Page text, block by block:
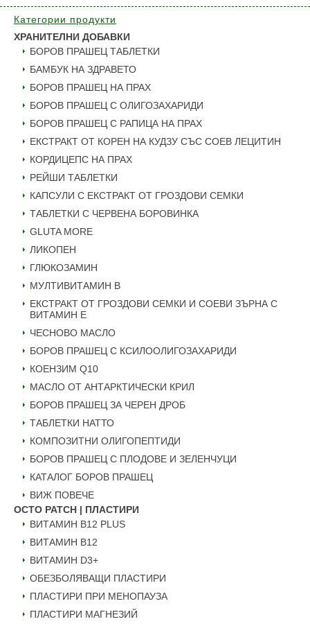
Категории продукти
ХРАНИТЕЛНИ ДОБАВКИ
БОРОВ ПРАШЕЦ ТАБЛЕТКИ
БАМБУК НА ЗДРАВЕТО
БОРОВ ПРАШЕЦ НА ПРАХ
БОРОВ ПРАШЕЦ С ОЛИГОЗАХАРИДИ
БОРОВ ПРАШЕЦ С РАПИЦА НА ПРАХ
ЕКСТРАКТ ОТ КОРЕН НА КУДЗУ СЪС СОЕВ ЛЕЦИТИН
КОРДИЦЕПС НА ПРАХ
РЕЙШИ ТАБЛЕТКИ
КАПСУЛИ С ЕКСТРАКТ ОТ ГРОЗДОВИ СЕМКИ
ТАБЛЕТКИ С ЧЕРВЕНА БОРОВИНКА
GLUTA MORE
ЛИКОПЕН
ГЛЮКОЗАМИН
МУЛТИВИТАМИН B
ЕКСТРАКТ ОТ ГРОЗДОВИ СЕМКИ И СОЕВИ ЗЪРНА С
ВИТАМИН Е
ЧЕСНОВО МАСЛО
БОРОВ ПРАШЕЦ С КСИЛООЛИГОЗАХАРИДИ
КОЕНЗИМ Q10
МАСЛО ОТ АНТАРКТИЧЕСКИ КРИЛ
БОРОВ ПРАШЕЦ ЗА ЧЕРЕН ДРОБ
ТАБЛЕТКИ НАТТО
КОМПОЗИТНИ ОЛИГОПЕПТИДИ
БОРОВ ПРАШЕЦ С ПЛОДОВЕ И ЗЕЛЕНЧУЦИ
КАТАЛОГ БОРОВ ПРАШЕЦ
ВИЖ ПОВЕЧЕ
OCTO PATCH | ПЛАСТИРИ
ВИТАМИН B12 PLUS
ВИТАМИН B12
ВИТАМИН D3+
ОБЕЗБОЛЯВАЩИ ПЛАСТИРИ
ПЛАСТИРИ ПРИ МЕНОПАУЗА
ПЛАСТИРИ МАГНЕЗИЙ